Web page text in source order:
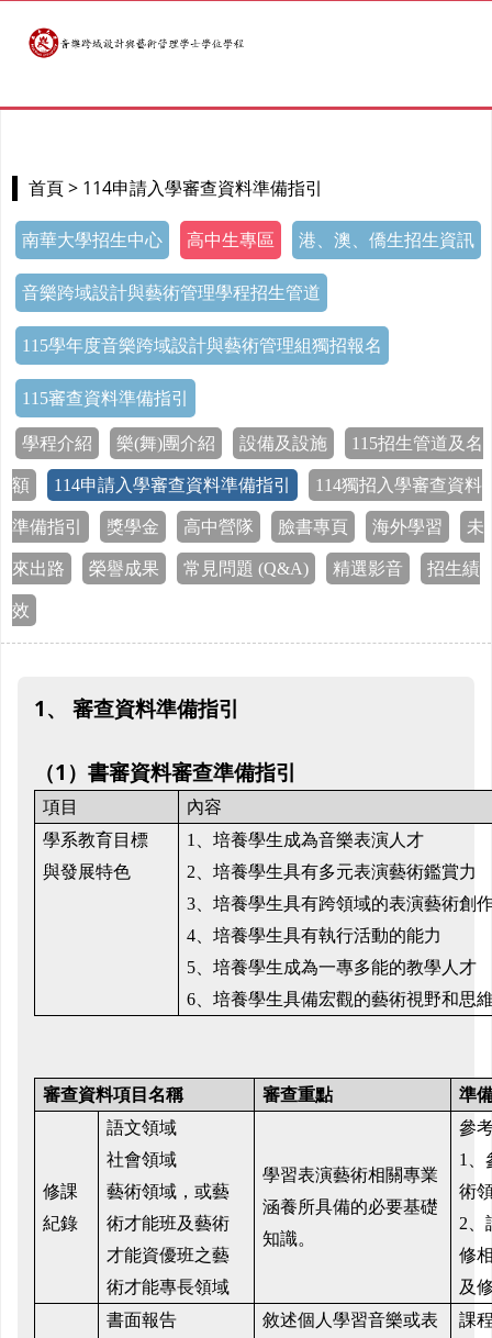
首頁 > 114申請入學審查資料準備指引
南華大學招生中心 高中生專區 港、澳、僑生招生資訊
音樂跨域設計與藝術管理學程招生管道
115學年度音樂跨域設計與藝術管理組獨招報名
115審查資料準備指引
學程介紹 樂(舞)團介紹 設備及設施 115招生管道及名
額 114申請入學審查資料準備指引 114獨招入學審查資料
準備指引 獎學金 高中營隊 臉書專頁 海外學習 未
來出路 榮譽成果 常見問題 (Q&A) 精選影音 招生績
效
1、 審查資料準備指引
（1 ）書審資料審查準備指引
項目
內容
學系教育目標
與發展特色
1、培養學生成為音樂表演人才
2、培養學生具有多元表演藝術鑑賞力
3、培養學生具有跨領域的表演藝術創
4、培養學生具有執行活動的能力
5、培養學生成為一專多能的教學人才
6、培養學生具備宏觀的藝術視野和思
審查資料項目名稱 審查重點 準
修課
紀錄
語文領域
社會領域
藝術領域，或藝
術才能班及藝術
才能資優班之藝
術才能專長領域
學習表演藝術相關專業
涵養所具備的必要基礎
知識。
參
1、
術
2、
修
及
書面報告
敘述個人學習音樂或表
課